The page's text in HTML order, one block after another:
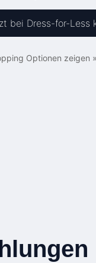
bei Dress-for-Less
Optionen zeigen